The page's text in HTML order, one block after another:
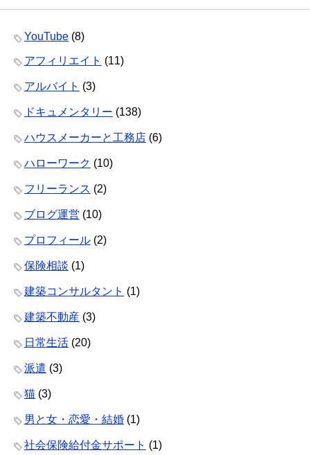
YouTube (8)
アフィリエイト (11)
アルバイト (3)
ドキュメンタリー (138)
ハウスメーカーと工務店 (6)
ハローワーク (10)
フリーランス (2)
ブログ運営 (10)
プロフィール (2)
保険相談 (1)
建築コンサルタント (1)
建築不動産 (3)
日常生活 (20)
派遣 (3)
猫 (3)
男と女・恋愛・結婚 (1)
社会保険給付金サポート (1)